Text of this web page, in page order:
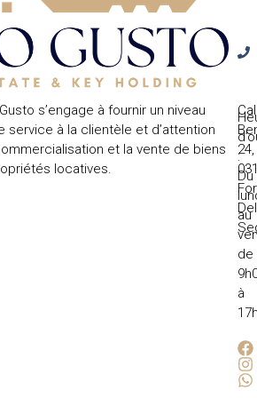
s’engage à fournir un niveau
service à la clientèle et d’attention
et la vente de biens
locatives.
:
Du
au
de
à
24,
Del